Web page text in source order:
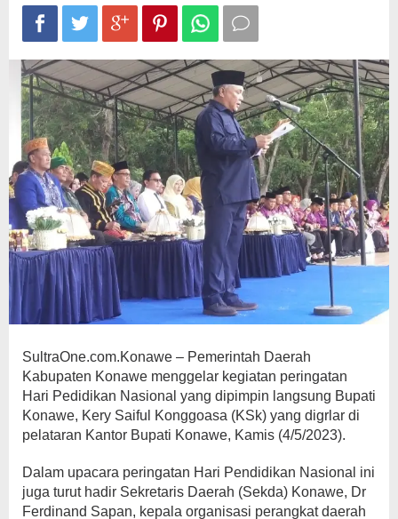
SultraOne.com.Konawe – Pemerintah Daerah
Kabupaten Konawe menggelar kegiatan peringatan
Hari Pedidikan Nasional yang dipimpin langsung Bupati
Konawe, Kery Saiful Konggoasa (KSk) yang digrlar di
pelataran Kantor Bupati Konawe, Kamis (4/5/2023).
Dalam upacara peringatan Hari Pendidikan Nasional ini
juga turut hadir Sekretaris Daerah (Sekda) Konawe, Dr
Ferdinand Sapan, kepala organisasi perangkat daerah